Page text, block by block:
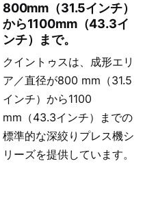
800mm（31.5インチ）
から1100mm（43.3イ
ンチ）まで。
クイントゥスは、成形エリ
ア／直径が800 mm（31.5
インチ）から1100
mm（43.3インチ）までの
標準的な深絞りプレス機シ
リーズを提供しています。